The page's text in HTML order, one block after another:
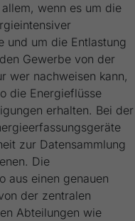
wenn es um die
und um die Entlastung
Gewerbe von der
wer nachweisen kann,
die Energieflüsse
erhalten. Bei der
zur Datensammlung
Die
aus einen genauen
der zentralen
Abteilungen wie